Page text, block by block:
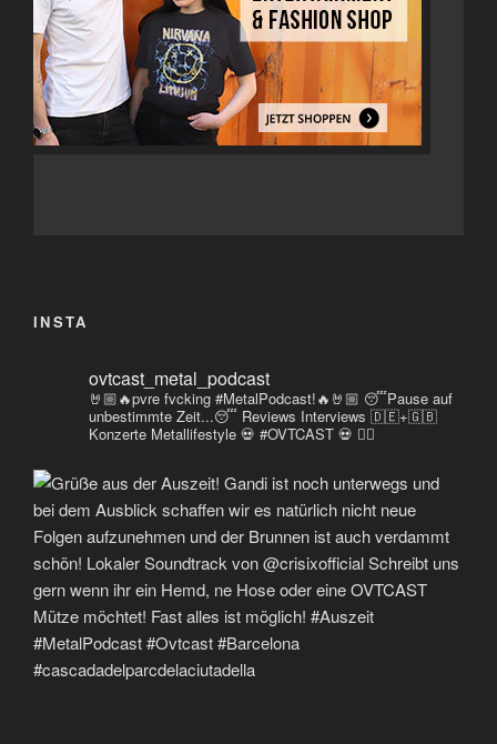
INSTA
ovtcast_metal_podcast
🤘🏼🔥pvre fvcking #MetalPodcast!🔥🤘🏼 😴Pause auf
unbestimmte Zeit...😴 Reviews Interviews 🇩🇪+🇬🇧
Konzerte Metallifestyle 💀 #OVTCAST 💀 👇🏼